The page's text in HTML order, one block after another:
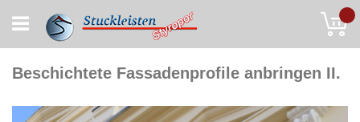
to
Content
Beschichtete Fassadenprofile anbringen II.